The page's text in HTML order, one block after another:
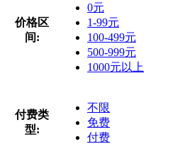
价格区
间:
0元
1-99元
100-499元
500-999元
1000元以上
付费类
型:
不限
免费
付费